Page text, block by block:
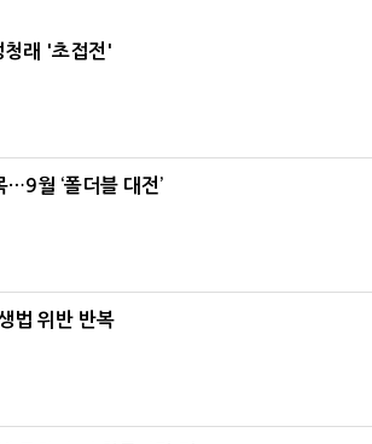
청래 '초접전'
…9월 ‘폴더블 대전’
법 위반 반복